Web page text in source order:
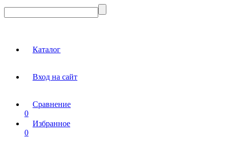
Каталог
Вход на сайт
Сравнение
0
Избранное
0